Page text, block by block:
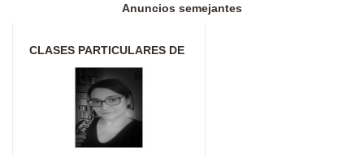
Anuncios semejantes
CLASES PARTICULARES DE